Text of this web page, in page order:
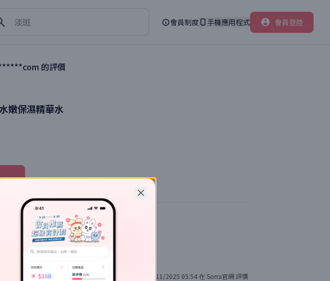
淡斑
會員制度 手機應用程式 會員登陸
的評價
嫩保濕精華水
30/11/2025 05:54 在Sorra官網評價